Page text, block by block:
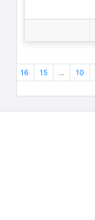
10
...
15
16